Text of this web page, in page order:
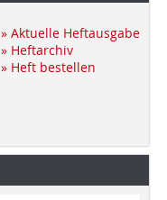
» Aktuelle Heftausgabe
» Heftarchiv
» Heft bestellen